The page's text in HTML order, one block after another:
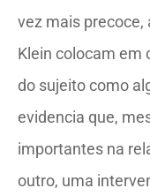
vez mais precoce,
Klein colocam em
do sujeito como
evidencia que,
importantes na
outro, uma